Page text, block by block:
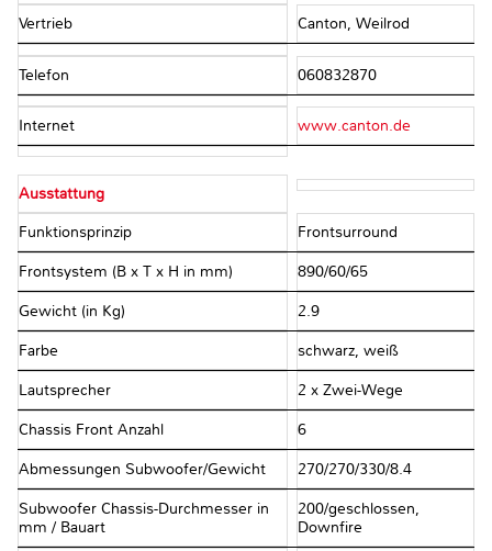
Vertrieb Canton, Weilrod
Telefon 060832870
Internet www.canton.de
Ausstattung
Funktionsprinzip Frontsurround
Frontsystem (B x T x H in mm) 890/60/65
Gewicht (in Kg) 2.9
Farbe schwarz, weiß
Lautsprecher 2 x Zwei-Wege
Chassis Front Anzahl 6
Abmessungen Subwoofer/Gewicht 270/270/330/8.4
Subwoofer Chassis-Durchmesser in
mm / Bauart
200/geschlossen,
Downfire